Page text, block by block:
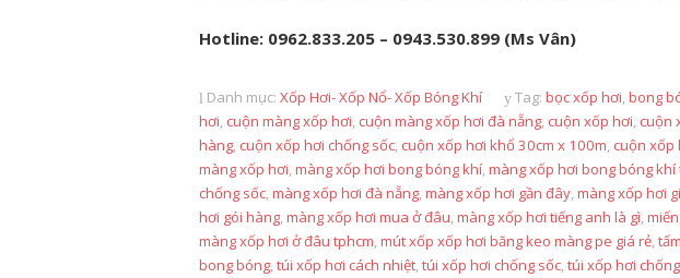
Hotline: 0962.833.205 – 0943.530.899 (Ms Vân)
Danh mục: Xốp Hơi- Xốp Nổ- Xốp Bóng Khí Tag: bọc xốp hơi,bong
hơi, cuộn màng xốp hơi, cuộn màng xốp hơi đà nẵng, cuộn xốp hơi, cuộn
hàng, cuộn xốp hơi chống sốc, cuộn xốp hơi khổ 30cm x 100m, cuộn xốp
màng xốp hơi,màng xốp hơi bong bóng khí,màng xốp hơi bong bóng khí
chống sốc,màng xốp hơi đà nẵng,màng xốp hơi gần đây,màng xốp hơi
hơi gói hàng,màng xốp hơi mua ở đâu,màng xốp hơi tiếng anh là gì,
màng xốp hơi ở đâu tphcm,mút xốp xốp hơi băng keo màng pe giá rẻ,
bong bóng,túi xốp hơi cách nhiệt,túi xốp hơi chống sốc,túi xốp hơi